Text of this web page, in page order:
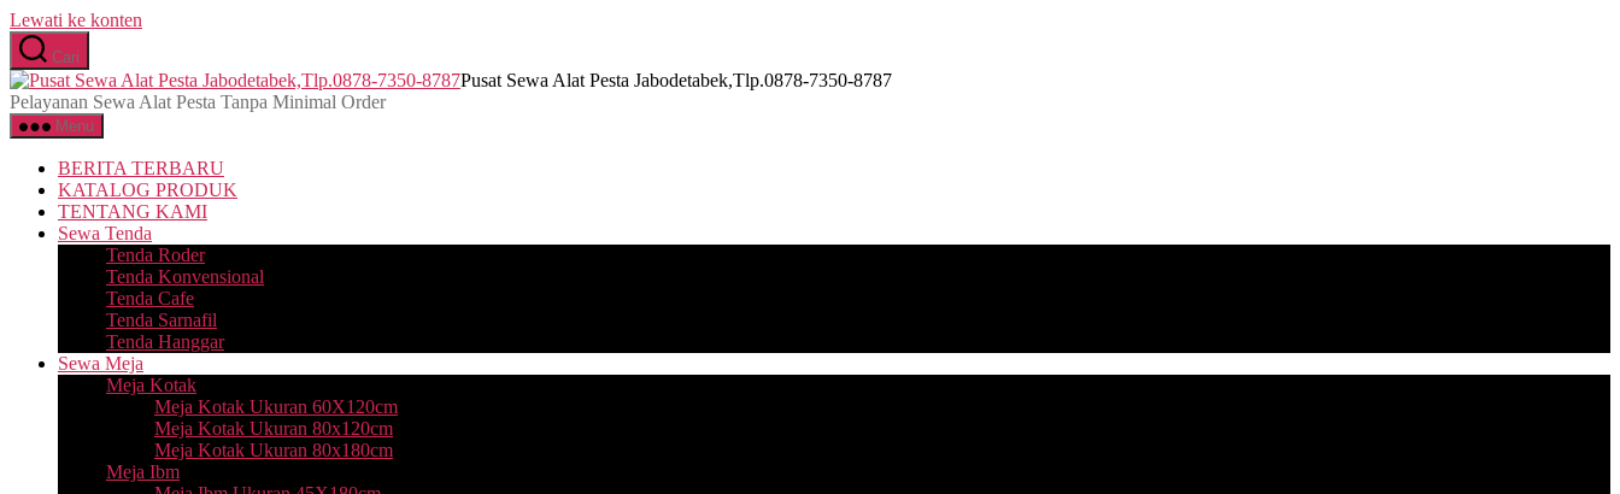
Lewati ke konten
Cari
Pusat Sewa Alat Pesta Jabodetabek,Tlp.0878-7350-8787
Pelayanan Sewa Alat Pesta Tanpa Minimal Order
Menu
BERITA TERBARU
KATALOG PRODUK
TENTANG KAMI
Sewa Tenda
Tenda Roder
Tenda Konvensional
Tenda Cafe
Tenda Sarnafil
Tenda Hanggar
Sewa Meja
Meja Kotak
Meja Kotak Ukuran 60X120cm
Meja Kotak Ukuran 80x120cm
Meja Kotak Ukuran 80x180cm
Meja Ibm